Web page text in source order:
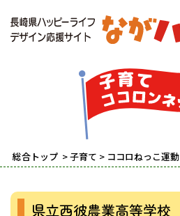
総合トップ >子育て > ココロねっこ運動
県立西彼農業高等学校